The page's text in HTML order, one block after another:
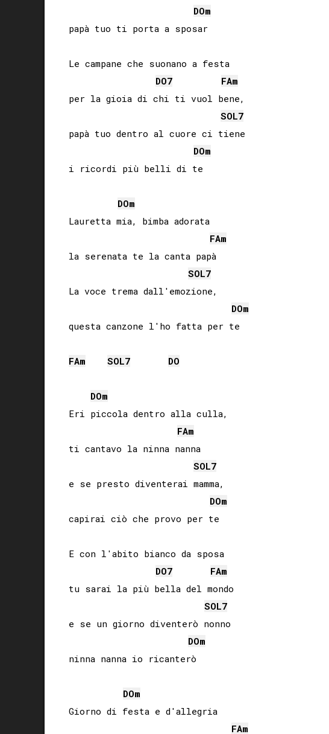
DOm
papà tuo ti porta a sposar
Le campane che suonano a festa
DO7 FAm
per la gioia di chi ti vuol bene,
SOL7
papà tuo dentro al cuore ci tiene
DOm
i ricordi più belli di te
DOm
Lauretta mia, bimba adorata
FAm
la serenata te la canta papà
SOL7
La voce trema dall'emozione,
DOm
questa canzone l'ho fatta per te
FAm SOL7 DO
DOm
Eri piccola dentro alla culla,
FAm
ti cantavo la ninna nanna
SOL7
e se presto diventerai mamma,
DOm
capirai ciò che provo per te
E con l'abito bianco da sposa
DO7 FAm
tu sarai la più bella del mondo
SOL7
e se un giorno diventerò nonno
DOm
ninna nanna io ricanterò
DOm
Giorno di festa e d'allegria
FAm